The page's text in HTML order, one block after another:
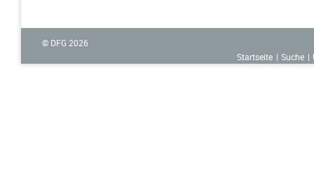
© DFG 2026
Startseite
Suche